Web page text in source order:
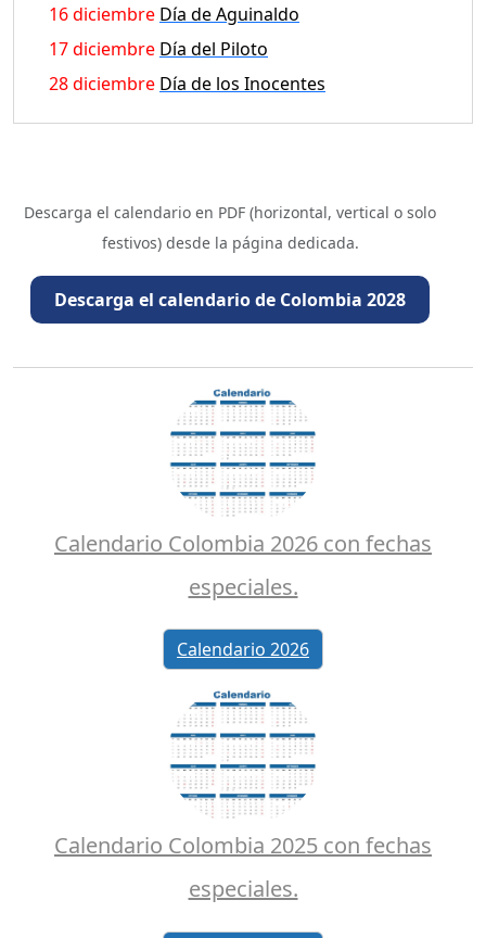
16 diciembre Día de Aguinaldo
17 diciembre Día del Piloto
28 diciembre Día de los Inocentes
Descarga el calendario en PDF (horizontal, vertical o solo
festivos) desde la página dedicada.
Descarga el calendario de Colombia 2028
Calendario Colombia 2026 con fechas
especiales.
Calendario 2026
Calendario Colombia 2025 con fechas
especiales.